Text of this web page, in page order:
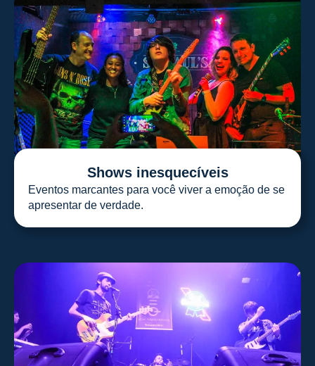
Shows inesquecíveis
Eventos marcantes para você viver a emoção de se
apresentar de verdade.